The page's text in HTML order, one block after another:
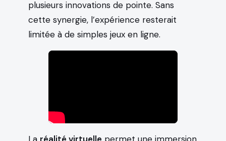
plusieurs innovations de pointe. Sans
cette synergie, l’expérience resterait
limitée à de simples jeux en ligne.